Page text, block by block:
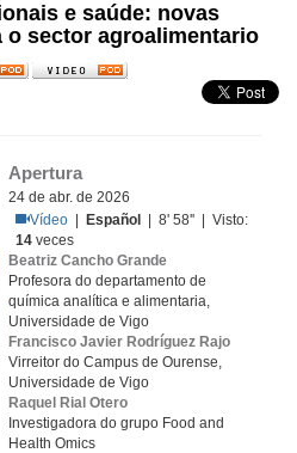
e saúde: novas
o sector agroalimentario
Apertura
24 de abr. de 2026
Vídeo
Español
| 8' 58'' | Visto:
14 veces
Beatriz Cancho Grande
Profesora do departamento de
química analítica e alimentaria,
Universidade de Vigo
Francisco Javier Rodríguez Rajo
Virreitor do Campus de Ourense,
Universidade de Vigo
Raquel Rial Otero
Investigadora do grupo Food and
Health Omics